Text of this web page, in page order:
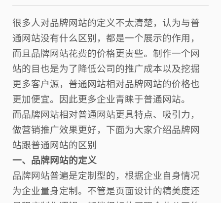
很多人对品牌网站的定义不太清楚，认为与普
通网站没有什么区别，都是一个展示的作用，
而且品牌网站花费的价格更贵些。制作一个网
站的目也是为了降低公司的推广成本以及挖掘
更多客户源，普通网站相对品牌网站的价格也
更加便宜。因此更多企业青睐于普通网站。
而品牌网站相对普通网站更具特点、吸引力，
做营销推广效果更好，下面为大家介绍品牌网
站跟普通网站的区别
一、品牌网站的定义
品牌网站普遍是定制型的，根据企业自身情况
为企业量身定制。不管是页面设计的精美度还